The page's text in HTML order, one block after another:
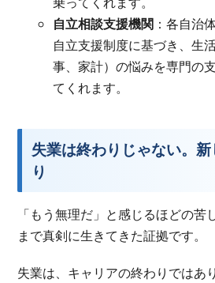
自立相談支援機関 ：各自治
自立支援制度に基づき、生
事、家計）の悩みを専門の
てくれます。
失業は終わりじゃない。
り
「もう無理だ」と感じるほどの苦
まで真剣に生きてきた証拠です。
失業は、キャリアの終わりではあ